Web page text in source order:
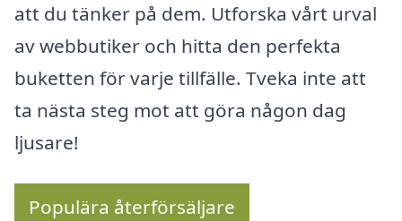
att du tänker på dem. Utforska vårt urval
av webbutiker och hitta den perfekta
buketten för varje tillfälle. Tveka inte att
ta nästa steg mot att göra någon dag
ljusare!
Populära återförsäljare